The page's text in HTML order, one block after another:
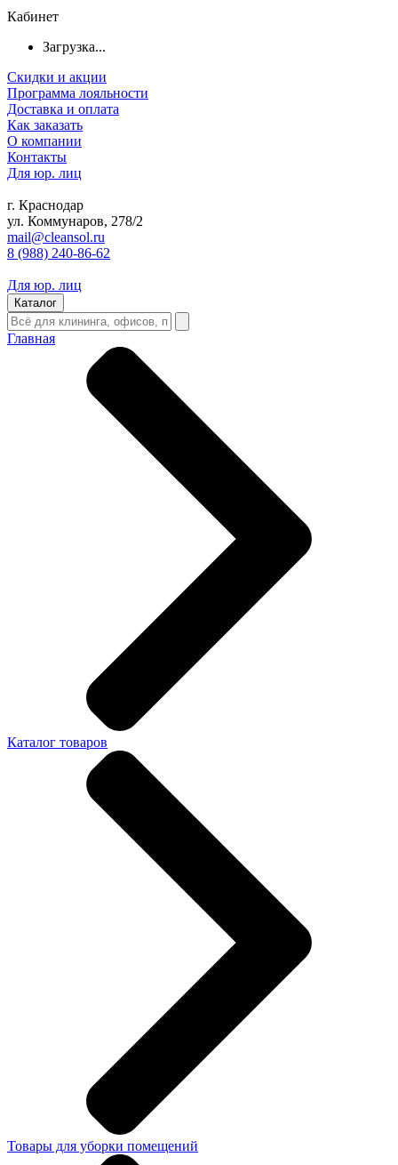
Кабинет
Загрузка...
Скидки и акции
Программа лояльности
Доставка и оплата
Как заказать
О компании
Контакты
Для юр. лиц
г. Краснодар
ул. Коммунаров, 278/2
mail@cleansol.ru
8 (988) 240-86-62
Для юр. лиц
Каталог
Главная
Каталог товаров
Товары для уборки помещений